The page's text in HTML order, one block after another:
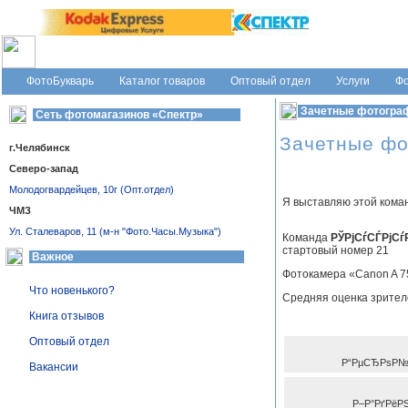
ФотоБукварь Каталог товаров Оптовый отдел Услуги
Сеть фотомагазинов «Спектр»
г.Челябинск
Северо-запад
Молодогвардейцев, 10г (Опт.отдел)
ЧМЗ
Ул. Сталеваров, 11 (м-н "Фото.Часы.Музыка")
Важное
Что новенького?
Книга отзывов
Оптовый отдел
Вакансии
Зачетные
Зачетные
Я выставляю этой
Команда
стартовый номер 21
Фотокамера «Canon A
Средняя оценка